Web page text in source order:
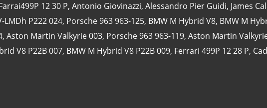
12 30 P, Antonio Giovinazzi, Alessandro Pier Guidi, James
LMDh P222 024, Porsche 963 963-125, BMW M Hybrid V8, BMW M
, Aston Martin Valkyrie 003, Porsche 963 963-119, Aston Martin
V8 P22B 007, BMW M Hybrid V8 P22B 009, Ferrari 499P 12 28 P,